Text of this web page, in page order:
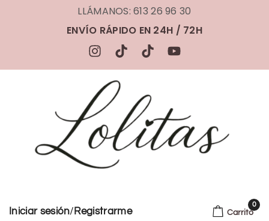
LLÁMANOS: 613 26 96 30
ENVÍO RÁPIDO EN 24H / 72H
Iniciar sesión/ Registrarme Carrito
0